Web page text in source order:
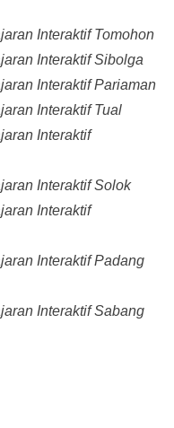
Interaktif Tomohon
Interaktif Sibolga
Interaktif Pariaman
Interaktif Tual
Interaktif
Interaktif Solok
Interaktif
Interaktif Padang
Interaktif Sabang